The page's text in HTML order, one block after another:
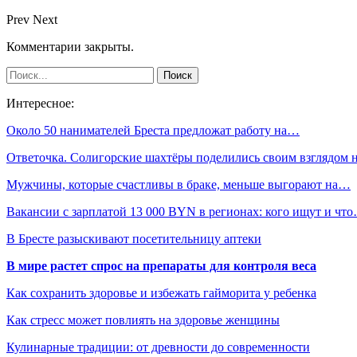
Prev Next
Комментарии закрыты.
Интересное:
Около 50 нанимателей Бреста предложат работу на…
Ответочка. Солигорские шахтёры поделились своим взглядом
Мужчины, которые счастливы в браке, меньше выгорают на…
Вакансии с зарплатой 13 000 BYN в регионах: кого ищут и
В Бресте разыскивают посетительницу аптеки
В мире растет спрос на препараты для контроля веса
Как сохранить здоровье и избежать гайморита у ребенка
Как стресс может повлиять на здоровье женщины
Кулинарные традиции: от древности до современности